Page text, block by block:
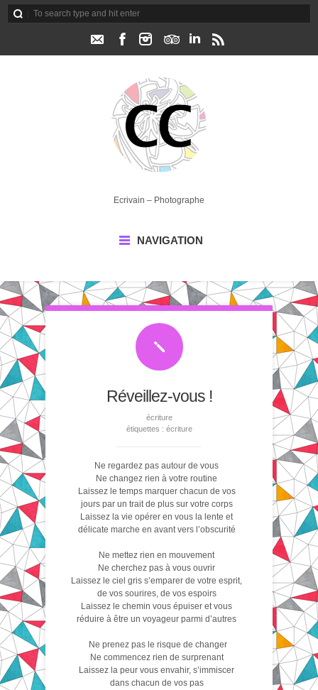
Ecrivain – Photographe
NAVIGATION
Réveillez-vous !
écriture
étiquettes : écriture
Ne regardez pas autour de vous
Ne changez rien à votre routine
Laissez le temps marquer chacun de vos
jours par un trait de plus sur votre corps
Laissez la vie opérer en vous la lente et
délicate marche en avant vers l’obscurité
Ne mettez rien en mouvement
Ne cherchez pas à vous ouvrir
Laissez le ciel gris s’emparer de votre esprit,
de vos sourires, de vos espoirs
Laissez le chemin vous épuiser et vous
réduire à être un voyageur parmi d’autres
Ne prenez pas le risque de changer
Ne commencez rien de surprenant
Laissez la peur vous envahir, s’immiscer
dans chacun de vos pas